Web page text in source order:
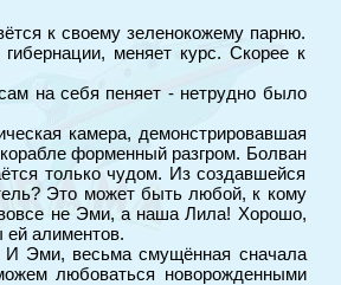
к своему зеленокожему парню.
меняет курс. Скорее к
на себя пеняет - нетрудно было
камера, демонстрировавшая
форменный разгром. Болван
только чудом. Из создавшейся
Это может быть любой, к кому
вовсе не Эми, а наша Лила! Хорошо,
ей алиментов.
И Эми, весьма смущённая сначала
любоваться новорожденными